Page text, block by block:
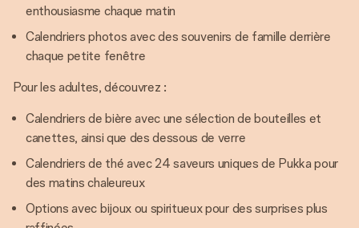
enthousiasme chaque matin
Calendriers photos avec des souvenirs de famille derrière
chaque petite fenêtre
Pour les adultes, découvrez :
Calendriers de bière avec une sélection de bouteilles et
canettes, ainsi que des dessous de verre
Calendriers de thé avec 24 saveurs uniques de Pukka pour
des matins chaleureux
Options avec bijoux ou spiritueux pour des surprises plus